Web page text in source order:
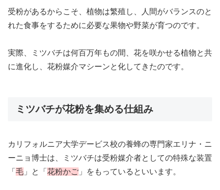
受粉があるからこそ、植物は繁殖し、人間がバランスのと
れた食事をするために必要な果物や野菜が育つのです。
実際、ミツバチは何百万年もの間、花を咲かせる植物と共
に進化し、花粉媒介マシーンと化してきたのです。
ミツバチが花粉を集める仕組み
カリフォルニア大学デービス校の養蜂の専門家エリナ・ニ
ーニョ博士は、ミツバチは受粉媒介者としての特殊な装置
「 毛 」と「 花粉かご 」をもっているといいます。